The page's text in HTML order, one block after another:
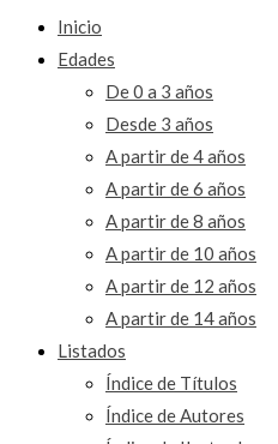
Inicio
Edades
De 0 a 3 años
Desde 3 años
A partir de 4 años
A partir de 6 años
A partir de 8 años
A partir de 10 años
A partir de 12 años
A partir de 14 años
Listados
Índice de Títulos
Índice de Autores